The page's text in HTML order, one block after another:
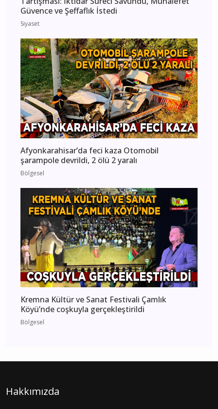
Güvence ve Şeffaflık İstedi
Siyaset
Afyonkarahisar’da feci kaza Otomobil
şarampole devrildi, 2 ölü 2 yaralı
Bölgesel
Kremna Kültür ve Sanat Festivali Çamlık
Köyü’nde coşkuyla gerçekleştirildi
Bölgesel
Hakkımızda